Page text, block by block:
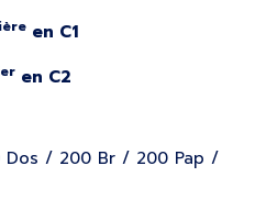
ière en C1
en C2
Dos / 200 Br / 200 Pap /